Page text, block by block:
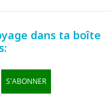
dans ta boîte
S'ABONNER